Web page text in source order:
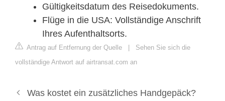
Gültigkeitsdatum des Reisedokuments.
Flüge in die USA: Vollständige Anschrift
Ihres Aufenthaltsorts.
Antrag auf Entfernung der Quelle | Sehen Sie sich die
vollständige Antwort auf airtransat.com an
Was kostet ein zusätzliches Handgepäck?